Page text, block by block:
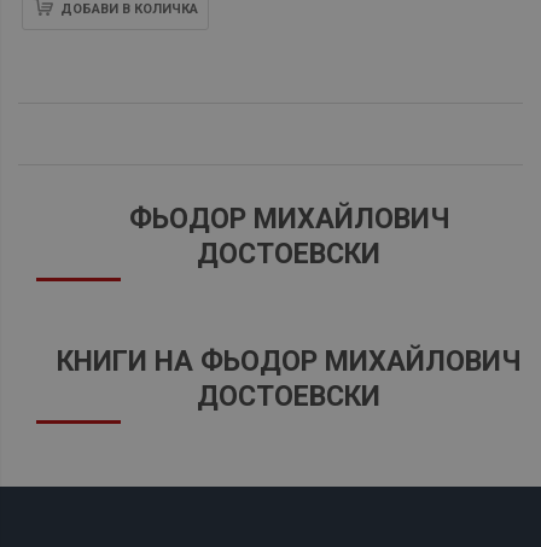
ДОБАВИ В КОЛИЧКА
ФЬОДОР МИХАЙЛОВИЧ
ДОСТОЕВСКИ
КНИГИ НА ФЬОДОР МИХАЙЛОВИЧ
ДОСТОЕВСКИ